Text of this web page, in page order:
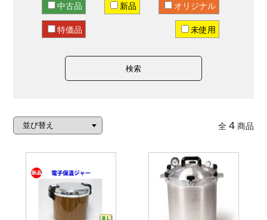
中古品 新品 オリジナル
特価品 未使用
検索
全 4商品